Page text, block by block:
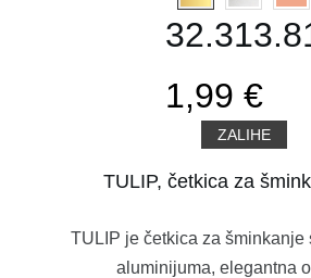
1,99 €
ZALIHE
TULIP, četkica za
TULIP je četkica za šminkanje
aluminijuma, elegantna